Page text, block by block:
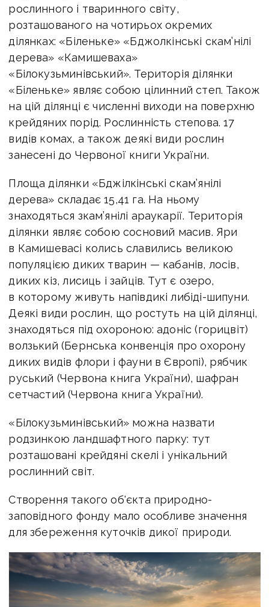
рослинного і тваринного світу,
розташованого на чотирьох окремих
ділянках: «Біленьке» «Бджолкінські скам’нілі
дерева» «Камишеваха»
«Білокузьминівський». Територія ділянки
«Біленьке» являє собою цілинний степ. Також
на цій ділянці є численні виходи на поверхню
крейдяних порід. Рослинність степова. 17
видів комах, а також деякі види рослин
занесені до Червоної книги України.
Площа ділянки «Бджілкінські скам’янілі
дерева» складає 15,41 га. На ньому
знаходяться зкам’янілі араукарії. Територія
ділянки являє собою сосновий масив. Яри
в Камишевасі колись славились великою
популяцією диких тварин — кабанів, лосів,
диких кіз, лисиць і зайців. Тут є озеро,
в которому живуть напівдикі либіді-шипуни.
Деякі види рослин, що ростуть на цій ділянці,
знаходяться під охороною: адоніс (горицвіт)
волзький (Бернська конвенція про охорону
диких видів флори і фауни в Європі), рябчик
руський (Червона книга України), шафран
сетчастий (Червона книга України).
«Білокузьминівський» можна назвати
родзинкою ландшафтного парку: тут
розташовані крейдяні скелі і унікальний
рослинний світ.
Створення такого об'єкта природно-
заповідного фонду мало особливе значення
для збереження куточків дикої природи.